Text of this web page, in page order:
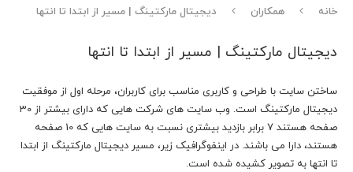
خانه همکاران دیجیتال مارکتینگ | مسیر از ابتدا تا انتها
دیجیتال مارکتینگ | مسیر از ابتدا تا انتها
ساختن سایت با طراحی و کاربری مناسب برای کاربران، مرحله اول از موفقیت
دیجیتال مارکتینگ است. وب سایت های شرکت هایی که دارای بیشتر از 30
صفحه هستند 7 برابر بازدید بیشتری نسبت به سایت هایی که 10 صفحه
هستند، دارا می باشند. در اینفوگرافیک زیر، مسیر دیجیتال مارکتینگ از ابتدا
تا انتها به تصویر کشیده شده است.